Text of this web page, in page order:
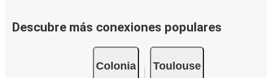
Descubre más conexiones populares
Colonia Toulouse